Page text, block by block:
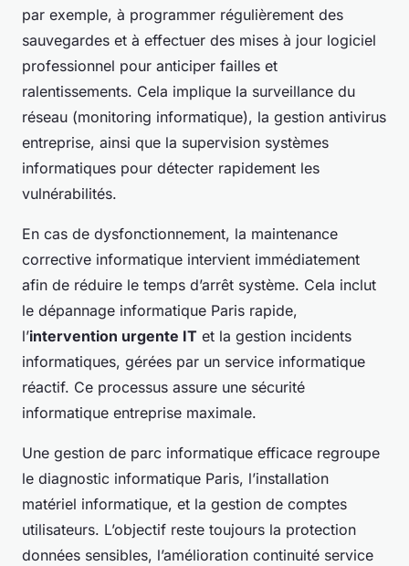
par exemple, à programmer régulièrement des
sauvegardes et à effectuer des mises à jour logiciel
professionnel pour anticiper failles et
ralentissements. Cela implique la surveillance du
réseau (monitoring informatique), la gestion antivirus
entreprise, ainsi que la supervision systèmes
informatiques pour détecter rapidement les
vulnérabilités.
En cas de dysfonctionnement, la maintenance
corrective informatique intervient immédiatement
afin de réduire le temps d’arrêt système. Cela inclut
le dépannage informatique Paris rapide,
l’intervention urgente IT et la gestion incidents
informatiques, gérées par un service informatique
réactif. Ce processus assure une sécurité
informatique entreprise maximale.
Une gestion de parc informatique efficace regroupe
le diagnostic informatique Paris, l’installation
matériel informatique, et la gestion de comptes
utilisateurs. L’objectif reste toujours la protection
données sensibles, l’amélioration continuité service